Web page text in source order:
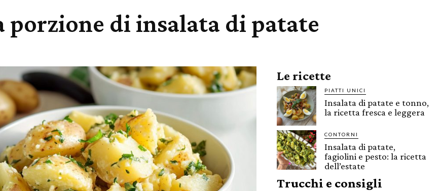
porzione di insalata di patate
Le ricette
PIATTI UNICI
Insalata di patate e tonno,
la ricetta fresca e leggera
CONTORNI
Insalata di patate,
fagiolini e pesto: la ricetta
dell’estate
Trucchi e consigli